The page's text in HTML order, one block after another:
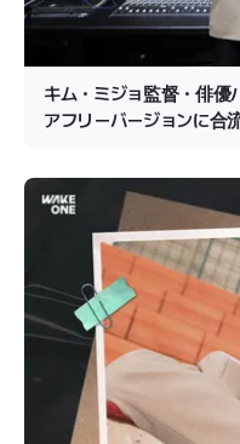
キム・ミジョ監督・俳優
アフリーバージョンに合